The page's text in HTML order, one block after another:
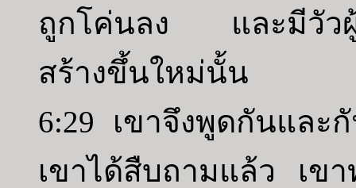
ถูกโค่นลง และมีวัวผู้
สร้างขึ้นใหม่นั้น
6:29 เขาจึงพูดกันและ
เขาได้สืบถามแล้ว เข